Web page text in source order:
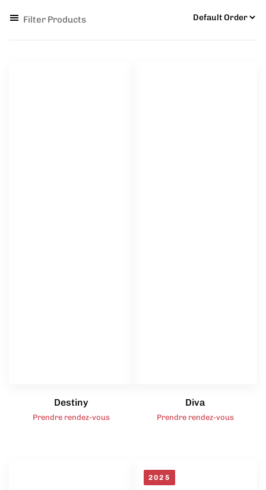
Filter Products
Destiny
Prendre rendez-vous
Diva
Prendre rendez-vous
2025